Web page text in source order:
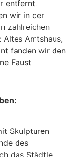
entfernt.
wir in der
zahlreichen
Amtshaus,
fanden wir den
Faust
Skulpturen
des
das Städtle